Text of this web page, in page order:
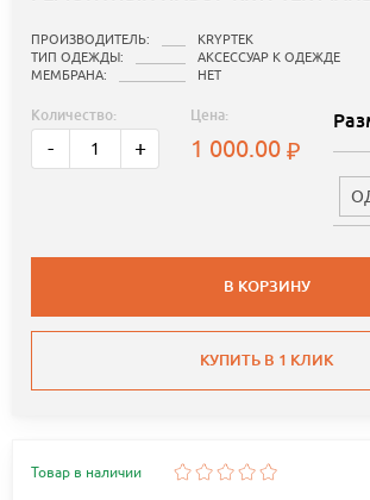
ПРОИЗВОДИТЕЛЬ:
KRYPTEK
ТИП ОДЕЖДЫ:
АКСЕССУАР К ОДЕЖДЕ
МЕМБРАНА:
НЕТ
Количество:
- +
Цена:
1 000.00
В КОРЗИНУ
КУПИТЬ В 1 КЛИК
Товар в наличии